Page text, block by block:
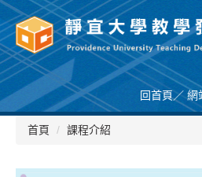
跳
到
主
要
內
容
區
回首頁／ 網
首頁 課程介紹